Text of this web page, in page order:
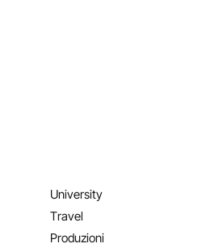
University
Travel
Produzioni